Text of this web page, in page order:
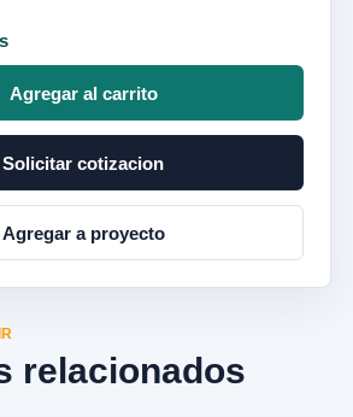
Agregar al carrito
Solicitar cotizacion
Agregar a proyecto
relacionados